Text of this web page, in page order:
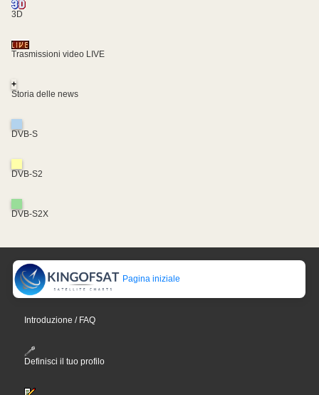
3D
Trasmissioni video LIVE
+
Storia delle news
DVB-S
DVB-S2
DVB-S2X
Pagina iniziale
Introduzione / FAQ
Definisci il tuo profilo